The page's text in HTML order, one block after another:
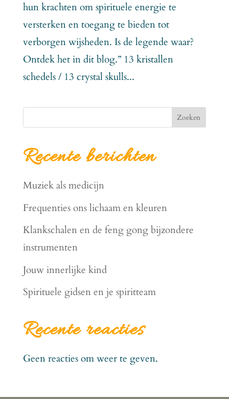
hun krachten om spirituele energie te
versterken en toegang te bieden tot
verborgen wijsheden. Is de legende waar?
Ontdek het in dit blog.” 13 kristallen
schedels / 13 crystal skulls...
Zoeken
Recente berichten
Muziek als medicijn
Frequenties ons lichaam en kleuren
Klankschalen en de feng gong bijzondere
instrumenten
Jouw innerlijke kind
Spirituele gidsen en je spiritteam
Recente reacties
Geen reacties om weer te geven.